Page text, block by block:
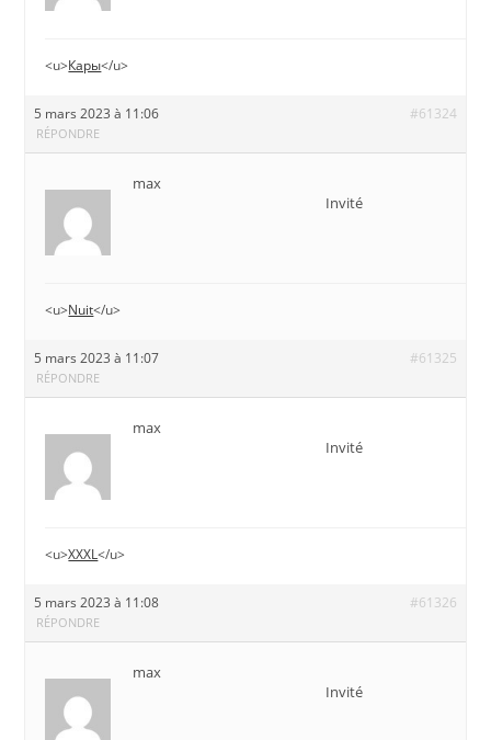
<u>Кары</u>
5 mars 2023 à 11:06 #61324
RÉPONDRE
max
Invité
<u>Nuit</u>
5 mars 2023 à 11:07 #61325
RÉPONDRE
max
Invité
<u>XXXL</u>
5 mars 2023 à 11:08 #61326
RÉPONDRE
max
Invité